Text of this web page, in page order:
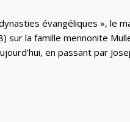
évangéliques », le
sur la famille mennonite
en passant par